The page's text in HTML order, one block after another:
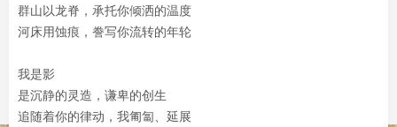
群山以龙脊，承托你倾洒的温度
河床用蚀痕，誊写你流转的年轮
我是影
是沉静的灵造，谦卑的创生
追随着你的律动，我匍匐、延展